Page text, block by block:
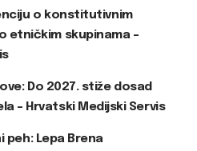
o konstitutivnim
etničkim skupinama –
Do 2027. stiže dosad
– Hrvatski Medijski Servis
peh: Lepa Brena